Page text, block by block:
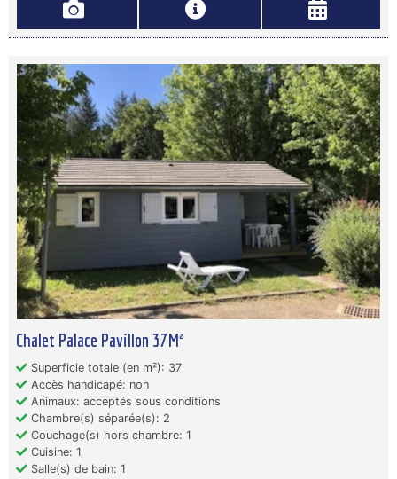
Chalet Palace Pavillon 37M²
Superficie totale (en m²): 37
Accès handicapé: non
Animaux: acceptés sous conditions
Chambre(s) séparée(s): 2
Couchage(s) hors chambre: 1
Cuisine: 1
Salle(s) de bain: 1